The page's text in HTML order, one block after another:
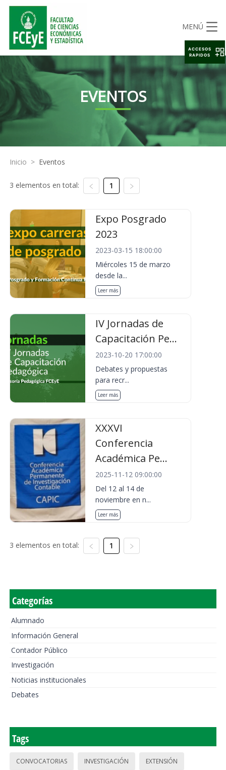
MENÚ
EVENTOS
Inicio > Eventos
3 elementos en total: 1
Expo Posgrado
2023
2023-03-15 18:00:00
Miércoles 15 de marzo
desde la...
Leer más
IV Jornadas de
Capacitación Pe...
2023-10-20 17:00:00
Debates y propuestas
para recr...
Leer más
XXXVI
Conferencia
Académica Pe...
2025-11-12 09:00:00
Del 12 al 14 de
noviembre en n...
Leer más
3 elementos en total: 1
Categorías
Alumnado
Información General
Contador Público
Investigación
Noticias institucionales
Debates
Tags
CONVOCATORIAS INVESTIGACIÓN EXTENSIÓN
ACCESOS
RAPIDOS